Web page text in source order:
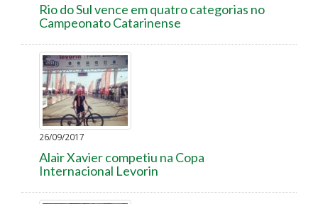
Rio do Sul vence em quatro categorias no
Campeonato Catarinense
26/09/2017
Alair Xavier competiu na Copa
Internacional Levorin